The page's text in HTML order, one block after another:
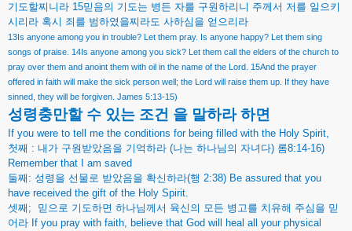
기도할찌니라 15믿음의 기도는 병든 자를 구원하리니 주께서 저를 일으키
시리라 혹시 죄를 범하였을찌라도 사하심을 얻으리라
13Is anyone among you in trouble? Let them pray. Is anyone happy? Let them sing
songs of praise. 14Is anyone among you sick? Let them call the elders of the church to
pray over them and anoint them with oil in the name of the Lord. 15And the prayer
offered in faith will make the sick person well; the Lord will raise them up. If they have
sinned, they will be forgiven. James 5:13-15)
성령충만할 수 있는 조건 을 말하라 하면
If you were to tell me the conditions for being filled with the Holy Spirit,
첫째 : 내가 구원받았음을 기억하라 (나는 하나님의 자녀다) 롬8:14-16)
Remember that I am saved
둘째 : 성령을 선물로 받았음을 확신하라(행 2:38) Be assured that you
have received the gift of the Holy Spirit.
셋째 ; 믿으로 기도하면 하나님께서 육신의 모든 병고를 치유해 주심을 믿
어라 If you pray with faith, believe that God will heal all your physical